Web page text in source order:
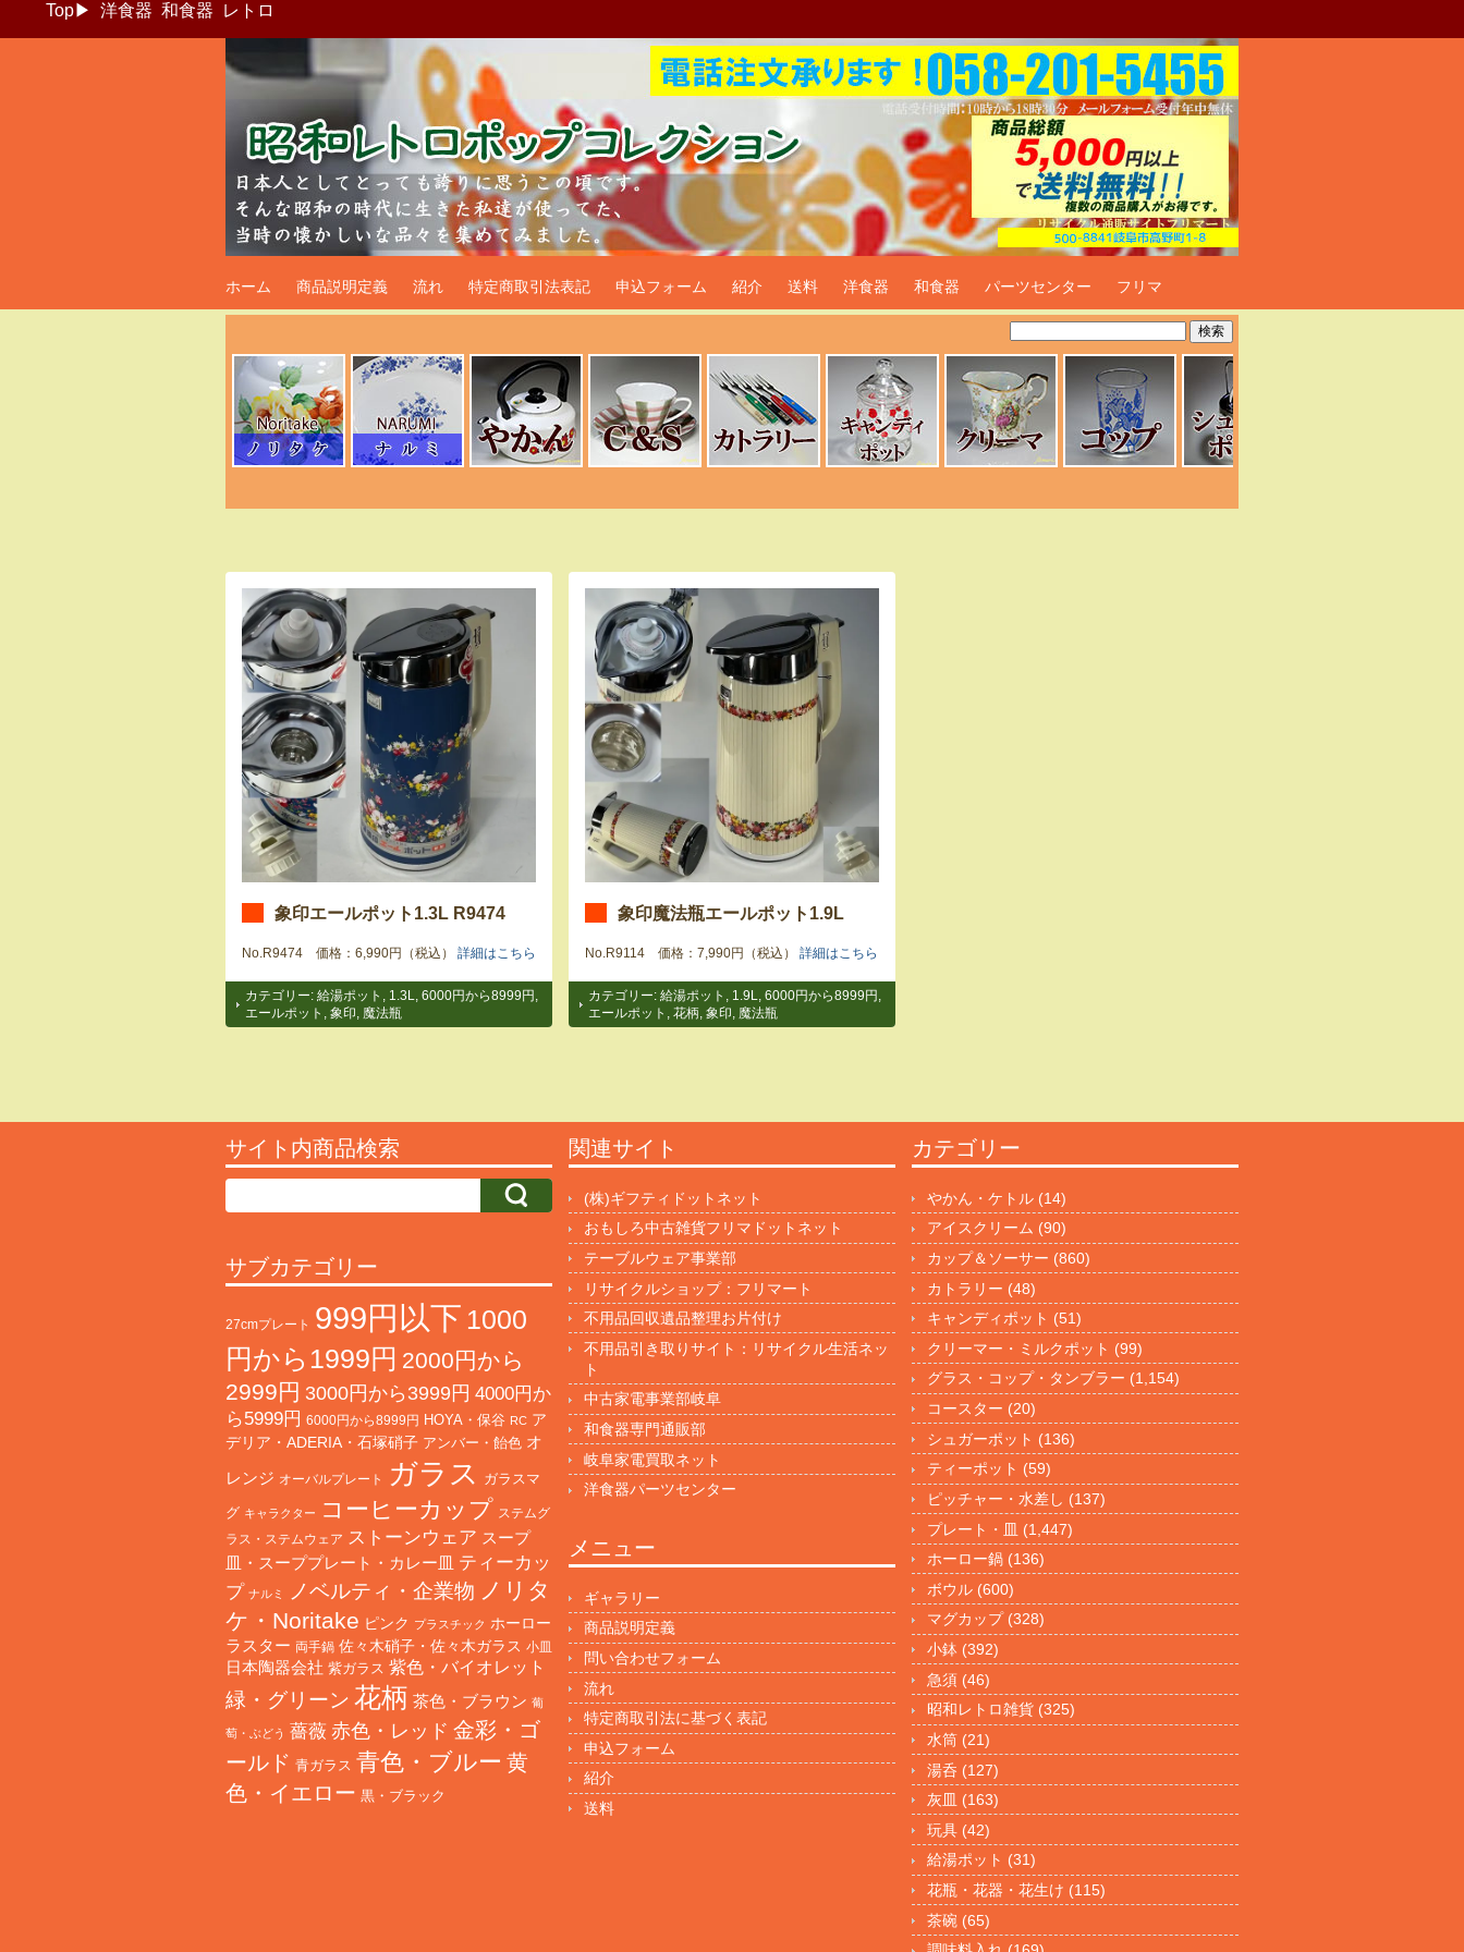
Top▶ 洋食器 和食器 レトロ
昭和レトロポップ食器生活雑貨通販＠フリマート
ホーム 商品説明定義 流れ 特定商取引法表記 申込フォーム 紹介 送料 洋食器 和食器 パーツセンター フリマ
象印エールポット1.3L R9474
No.R9474 価格：6,990円（税込） 詳細はこちら
カテゴリー: 給湯ポット 1.3L 6000円から8999円
エールポット
象印 魔法瓶
象印魔法瓶エールポット1.9L
No.R9114 価格：7,990円（税込） 詳細はこちら
カテゴリー: 給湯ポット 1.9L 6000円から8999円
エールポット
花柄 象印 魔法瓶
サイト内商品検索 関連サイト
(株)ギフティドットネット
おもしろ中古雑貨フリマドットネット
テーブルウェア事業部
リサイクルショップ：フリマート
不用品回収遺品整理お片付け
不用品引き取りサイト：リサイクル生活ネッ
ト
中古家電事業部岐阜
和食器専門通販部
岐阜家電買取ネット
洋食器パーツセンター
カテゴリー
やかん・ケトル (14)
アイスクリーム (90)
カップ＆ソーサー (860)
カトラリー (48)
キャンディポット (51)
クリーマー・ミルクポット (99)
グラス・コップ・タンブラー (1,154)
コースター (20)
シュガーポット (136)
ティーポット (59)
ピッチャー・水差し (137)
プレート・皿 (1,447)
ホーロー鍋 (136)
ボウル (600)
マグカップ(328)
小鉢 (392)
急須 (46)
昭和レトロ雑貨 (325)
水筒 (21)
湯呑 (127)
灰皿 (163)
玩具 (42)
給湯ポット (31)
花瓶・花器・花生け (115)
茶碗 (65)
サブカテゴリー
27cmプレート 999円以下 1000
円から1999円 2000円から
2999円 3000円から3999円 4000円か
ら5999円 6000円から8999円 HOYA・保谷 RC ア
デリア・ADERIA・石塚硝子 アンバー・飴色 オ
レンジ オーバルプレート ガラス ガラスマ
グ キャラクター コーヒーカップ ステムグ
ラス・ステムウェア ストーンウェア スープ
皿・スーププレート・カレー皿 ティーカッ
プ ナルミ ノベルティ・企業物 ノリタ
ケ・Noritake ピンク プラスチック ホーロー
ラスター 両手鍋 佐々木硝子・佐々木ガラス 小皿
日本陶器会社 紫ガラス 紫色・バイオレット
緑・グリーン 花柄 茶色・ブラウン 葡
萄・ぶどう 薔薇 赤色・レッド 金彩・ゴ
ールド 青ガラス 青色・ブルー 黄
色・イエロー 黒・ブラック
メニュー
ギャラリー
商品説明定義
問い合わせフォーム
流れ
特定商取引法に基づく表記
申込フォーム
紹介
送料